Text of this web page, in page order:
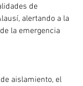
de
alertando a la
la emergencia
aislamiento, el